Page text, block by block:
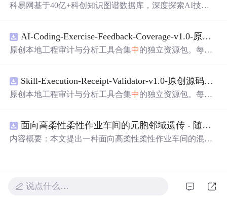
科易网基于40亿+科创知识图谱数据库，深度探索AI技术
新领域的AI+数智化解决方案，推动科技创新与产业创新
智能化发展。
AI-Coding-Exercise-Feedback-Coverage-v1.0-原创源码与文档.zip
原创本地工程审计与分析工具合集中的独立资源包。每个
README、运行说明、功能清单、MIT License及原创与授
权声明。解压后进入project目录，执行npm test验证算法，
目源码、Logo、官方截图、论文、生产日志或其他受限素
材。适合前端开发、AI应用工程、测试审计和课程实践。
Skill-Execution-Receipt-Validator-v1.0-原创源码与文档.zip
原创本地工程审计与分析工具合集中的独立资源包。每个
README、运行说明、功能清单、MIT License及原创与授
权声明。解压后进入project目录，执行npm test验证算法，
面向高柔性柔性作业车间的元胞邻域遗传 - 随机重启爬山混合调度优化算法（Matlab代码实现）
内容概要：本文提出一种面向高柔性柔性作业车间的混合
略以增强跳出局部最优的能力，从而有效应对高柔性车间
环境 中工序灵活、设备多样、约束复杂的调度挑战；通过
说点什么…